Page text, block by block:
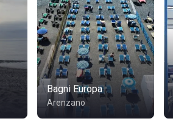
Bagni Europa
Arenzano